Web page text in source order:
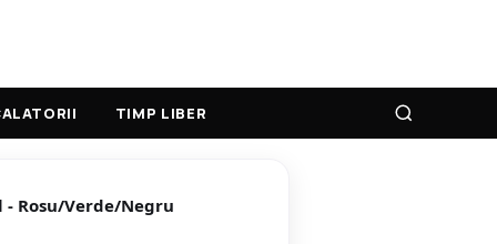
TIMP LIBER
Rosu/Verde/Negru